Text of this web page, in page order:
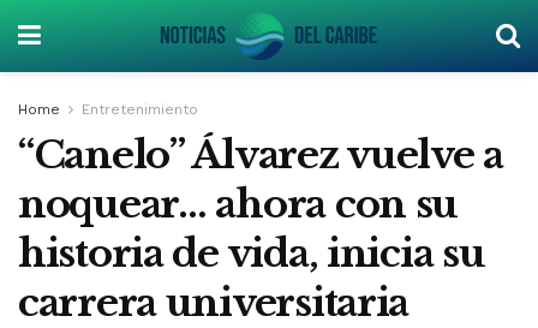
Home Entretenimiento
“Canelo” Álvarez vuelve a
noquear… ahora con su
historia de vida, inicia su
carrera universitaria